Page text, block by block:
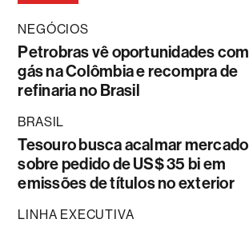
NEGÓCIOS
Petrobras vê oportunidades com
gás na Colômbia e recompra de
refinaria no Brasil
BRASIL
Tesouro busca acalmar mercado
sobre pedido de US$ 35 bi em
emissões de títulos no exterior
LINHA EXECUTIVA